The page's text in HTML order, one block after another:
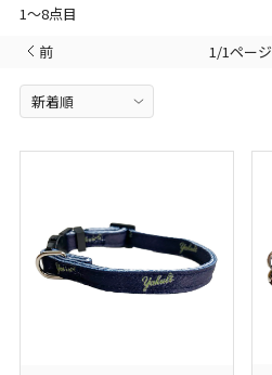
1〜8点目
前
1/1ページ